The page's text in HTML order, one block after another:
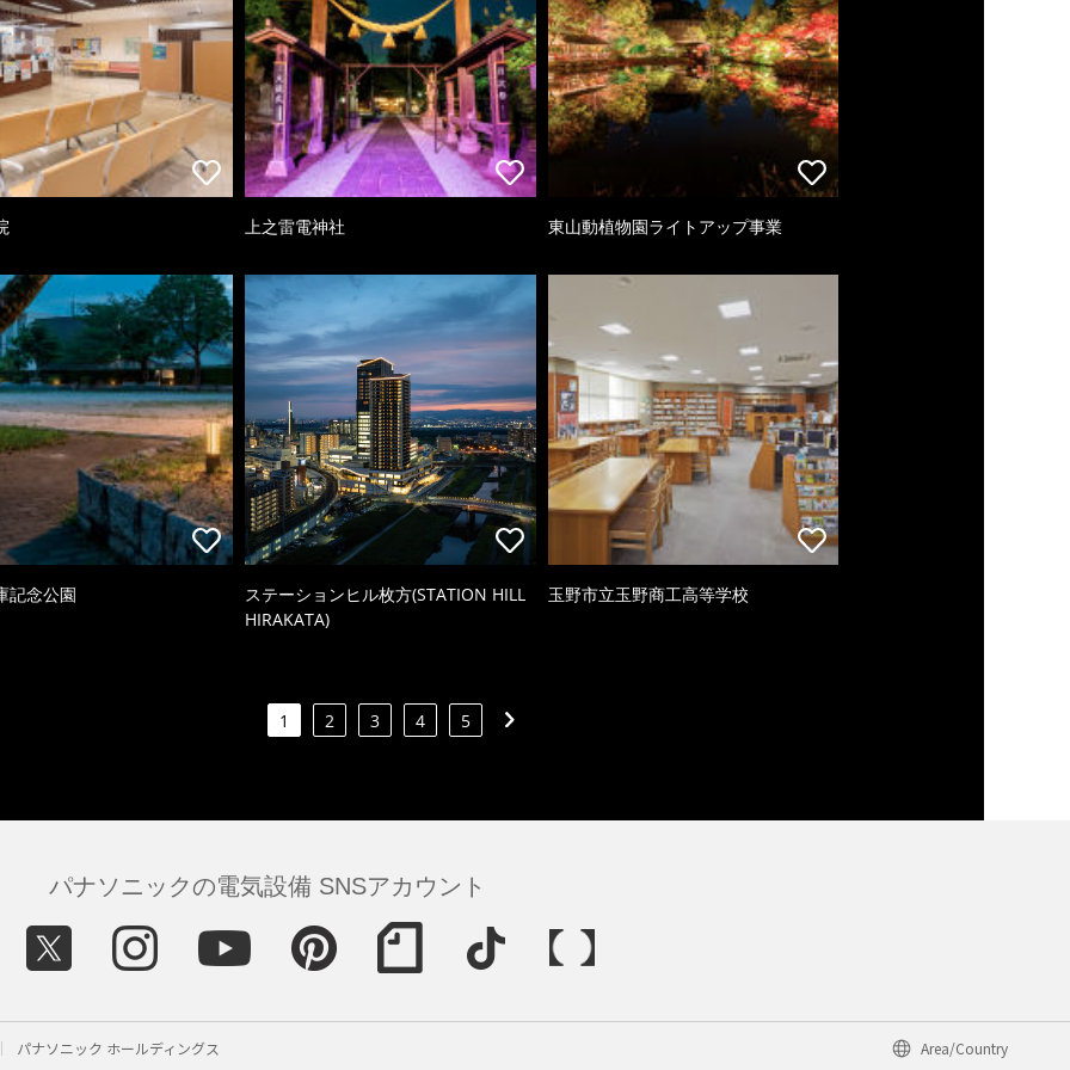
上之雷電神社 東山動植物園ライトアップ事業
記念公園
ステーションヒル枚方(STATION HILL
HIRAKATA)
玉野市立玉野商工高等学校
1 2 3 4 5
パナソニックの電気設備 SNSアカウント
パナソニック ホールディングス Area/Country